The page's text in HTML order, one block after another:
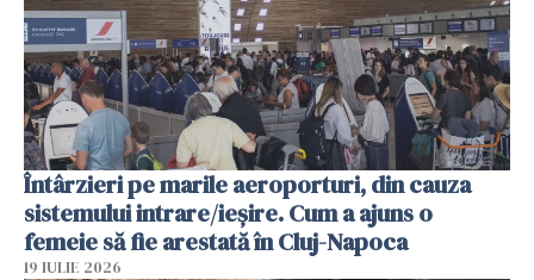
Întârzieri pe marile aeroporturi, din cauza
sistemului intrare/ieșire. Cum a ajuns o
femeie să fie arestată în Cluj-Napoca
19 IULIE 2026